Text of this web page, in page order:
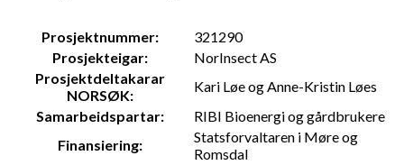
Prosjektnummer:
321290
Prosjekteigar:
NorInsect AS
Prosjektdeltakarar
NORSØK:
Kari Løe og Anne-Kristin Løes
Samarbeidspartar:
RIBI Bioenergi og gårdbrukere
Finansiering:
Statsforvaltaren i Møre og
Romsdal